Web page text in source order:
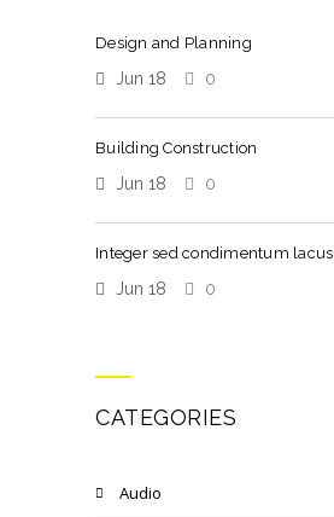
Design and Planning
Jun 18 0
Building Construction
Jun 18 0
Integer sed condimentum lacus
Jun 18 0
CATEGORIES
Audio